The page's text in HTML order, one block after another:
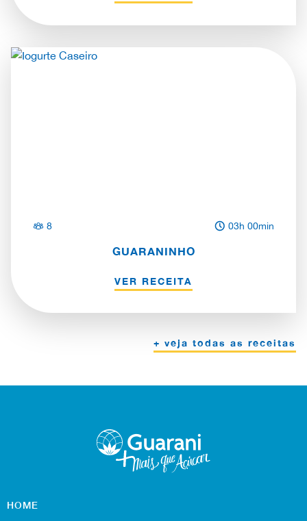
8 03h 00min
GUARANINHO
VER RECEITA
+ veja todas as receitas
HOME